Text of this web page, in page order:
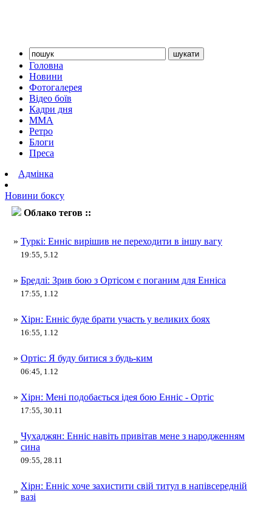
Головна
Новини
Фотогалерея
Відео боїв
Кадри дня
ММА
Ретро
Блоги
Преса
Адмінка
Новини боксу
Облако тегов ::
» Туркі: Енніс вирішив не переходити в іншу вагу
19:55, 5.12
» Бредлі: Зрив бою з Ортісом є поганим для Енніса
17:55, 1.12
» Хірн: Енніс буде брати участь у великих боях
16:55, 1.12
» Ортіс: Я буду битися з будь-ким
06:45, 1.12
» Хірн: Мені подобається ідея бою Енніс - Ортіс
17:55, 30.11
»
Чухаджян: Енніс навіть привітав мене з народженням
сина
09:55, 28.11
»
Хірн: Енніс хоче захистити свій титул в напівсередній
вазі